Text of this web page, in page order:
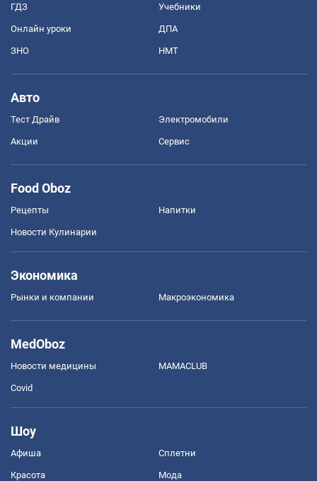
ГДЗ Учебники
Онлайн уроки ДПА
ЗНО НМТ
Авто
Тест Драйв Электромобили
Акции Сервис
Food Oboz
Рецепты Напитки
Новости Кулинарии
Экономика
Рынки и компании Mакроэкономика
MedOboz
Новости медицины MAMACLUB
Covid
Шоу
Афиша Сплетни
Красота Мода